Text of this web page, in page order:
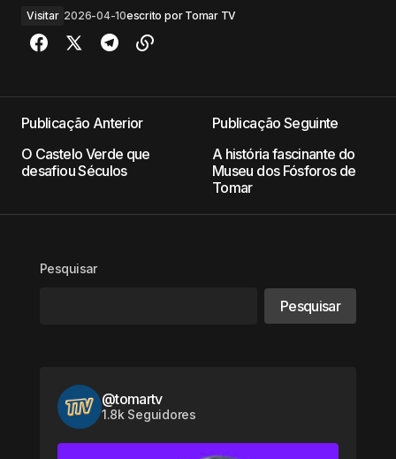
Visitar 2026-04-10escrito por Tomar TV
Publicação Anterior
O Castelo Verde que
desafiou Séculos
Publicação Seguinte
A história fascinante do
Museu dos Fósforos de
Tomar
Pesquisar
Pesquisar
@tomartv
1.8k Seguidores